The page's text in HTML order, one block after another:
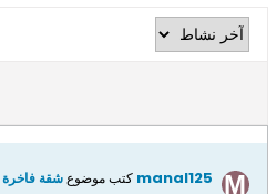
manal125 كتب موضوعشقة فاخرة